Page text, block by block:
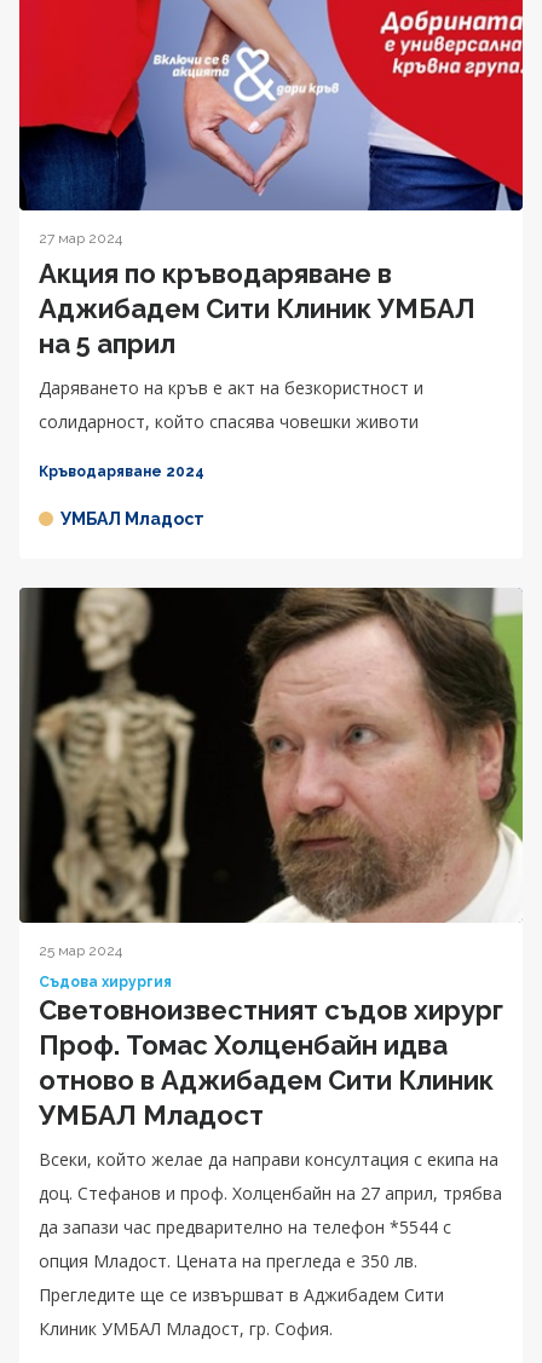
27 мар 2024
Акция по кръводаряване в
Аджибадем Сити Клиник УМБАЛ
на 5 април
Даряването на кръв е акт на безкористност и
солидарност, който спасява човешки животи
Кръводаряване 2024
УМБАЛ Младост
25 мар 2024
Съдова хирургия
Световноизвестният съдов хирург
Проф. Томас Холценбайн идва
отново в Аджибадем Сити Клиник
УМБАЛ Младост
Всеки, който желае да направи консултация с екипа на
доц. Стефанов и проф. Холценбайн на 27 април, трябва
да запази час предварително на телефон *5544 с
опция Младост. Цената на прегледа е 350 лв.
Прегледите ще се извършват в Аджибадем Сити
Клиник УМБАЛ Младост, гр. София.